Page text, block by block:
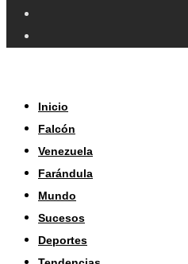
Inicio
Falcón
Venezuela
Farándula
Mundo
Sucesos
Deportes